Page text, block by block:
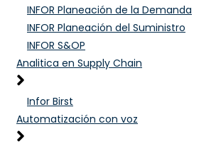
INFOR Planeación de la Demanda
INFOR Planeación del Suministro
INFOR S&OP
Analitica en Supply Chain
Infor Birst
Automatización con voz